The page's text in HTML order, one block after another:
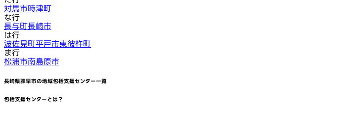
対馬市時津町
な行
長与町長崎市
は行
波佐見町平戸市東彼杵町
ま行
松浦市南島原市
長崎県諫早市の地域包括支援センター一覧
包括支援センターとは？